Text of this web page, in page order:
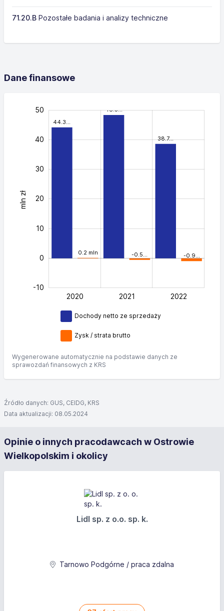
71.20.B Pozostałe badania i analizy techniczne
Dane finansowe
44.3…
48.5…
38.7…
0.2 mln -0.5… -0.9…
mln zł 40
-10
0
10
20
30
40
50
L
2020 2021 2022
Dochody netto ze sprzedaży
Zysk / strata brutto
Wygenerowane automatycznie na podstawie danych ze
sprawozdań finansowych z KRS
Źródło danych: GUS, CEIDG, KRS
Data aktualizacji: 08.05.2024
Opinie o innych pracodawcach w Ostrowie
Wielkopolskim i okolicy
Lidl sp. z o.o. sp. k.
Tarnowo Podgórne / praca zdalna